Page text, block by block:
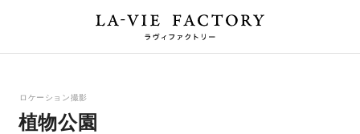
ロケーション撮影
植物公園